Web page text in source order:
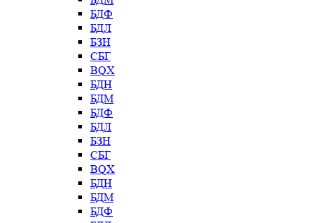
БДФ
БДЛ
БЗН
СБГ
BQX
БДН
БДМ
БДФ
БДЛ
БЗН
СБГ
BQX
БДН
БДМ
БДФ